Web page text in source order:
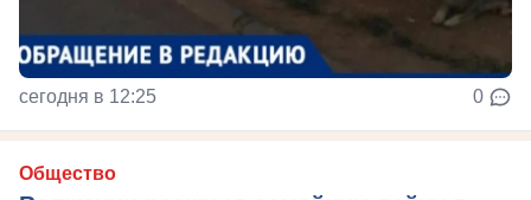
сегодня в 12:25 0
Общество